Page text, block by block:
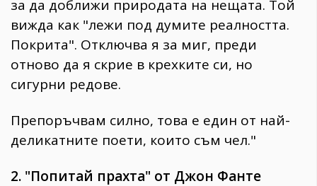
за да доближи природата на нещата. Той
вижда как "лежи под думите реалността.
Покрита". Отключва я за миг, преди
отново да я скрие в крехките си, но
сигурни редове.
Препоръчвам силно, това е един от най-
деликатните поети, които съм чел."
2. "Попитай прахта" от Джон Фанте